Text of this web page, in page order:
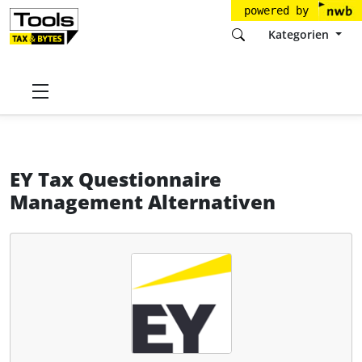
powered by
Kategorien
Startseite
EY Tax Questionnaire
Management Alternativen